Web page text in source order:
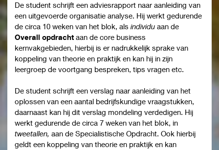
De student schrijft een adviesrapport naar aanleiding van
een uitgevoerde organisatie analyse. Hij werkt gedurende
de circa 10 weken van het blok, als individu aan de
Overall opdracht aan de core business
kernvakgebieden, hierbij is er nadrukkelijk sprake van
koppeling van theorie en praktijk en kan hij in zijn
leergroep de voortgang bespreken, tips vragen etc.
De student schrijft een verslag naar aanleiding van het
oplossen van een aantal bedrijfskundige vraagstukken,
daarnaast kan hij dit verslag mondeling verdedigen. Hij
werkt gedurende de circa 7 weken van het blok, in
tweetallen, aan de Specialistische Opdracht. Ook hierbij
geldt een koppeling van theorie en praktijk en kan